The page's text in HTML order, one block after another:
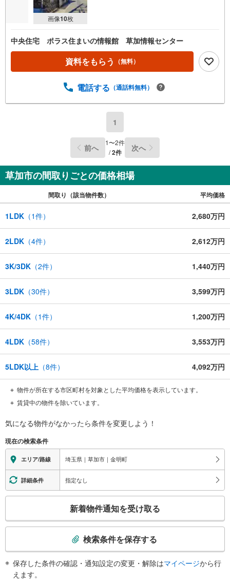
画像10枚
中央住宅 ポラス住まいの情報館 草加情報センター
資料をもらう （無料）
電話する （通話料無料）
1
前へ 1〜2件
/2件 次へ
草加市の間取りごとの価格相場
間取り（該当物件数） 平均価格
1LDK （1件） 2,680万円
2LDK （4件） 2,612万円
3K/3DK （2件） 1,440万円
3LDK （30件） 3,599万円
4K/4DK （1件） 1,200万円
4LDK （58件） 3,553万円
5LDK以上 （8件） 4,092万円
物件が所在する市区町村を対象とした平均価格を表示しています。
賃貸中の物件を除いています。
気になる物件がなかったら条件を変更しよう！
現在の検索条件
エリア/路線 埼玉県｜草加市｜金明町
詳細条件 指定なし
検
新着物件通知を受け取る
検索条件を保存する
保存した条件の確認・通知設定の変更・解除はマイページから行
えます。